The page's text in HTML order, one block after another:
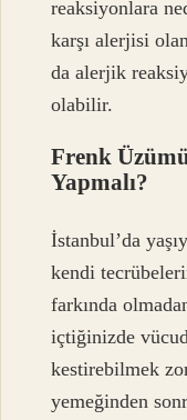
reaksiyonlara
karşı alerjisi
da alerjik
olabilir.
Frenk
Yapmalı?
İstanbul’da
kendi
farkında
içtiğinizde
kestirebilmek
yemeğinden